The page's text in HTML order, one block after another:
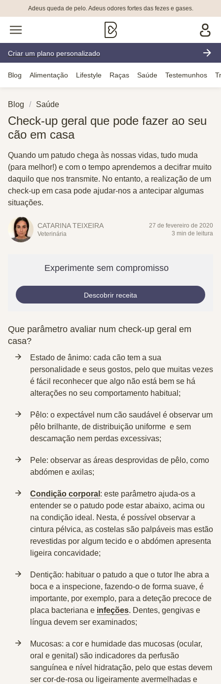
Adeus queda de pelo. Adeus odores fortes das fezes e gases.
Criar um plano personalizado
Blog Alimentação Lifestyle Raças Saúde Testemunhos
Blog Saúde
Check-up geral que pode fazer ao seu
cão em casa
Quando um patudo chega às nossas vidas, tudo muda
(para melhor!) e com o tempo aprendemos a decifrar muito
daquilo que nos transmite. No entanto, a realização de um
check-up em casa pode ajudar-nos a antecipar algumas
situações.
CATARINA TEIXEIRA
Veterinária
27 de fevereiro de 2020
3 min de leitura
Experimente sem compromisso
Descobrir receita
Que parâmetro avaliar num check-up geral em
casa?
Estado de ânimo: cada cão tem a sua
personalidade e seus gostos, pelo que muitas vezes
é fácil reconhecer que algo não está bem se há
alterações no seu comportamento habitual;
Pêlo: o expectável num cão saudável é observar um
pêlo brilhante, de distribuição uniforme e sem
descamação nem perdas excessivas;
Pele: observar as áreas desprovidas de pêlo, como
abdómen e axilas;
Condição corporal : este parâmetro ajuda-os a
entender se o patudo pode estar abaixo, acima ou
na condição ideal. Nesta, é possível observar a
cintura pélvica, as costelas são palpáveis mas estão
revestidas por algum tecido e o abdómen apresenta
ligeira concavidade;
Dentição: habituar o patudo a que o tutor lhe abra a
boca e a inspecione, fazendo-o de forma suave, é
importante, por exemplo, para a deteção precoce de
placa bacteriana e infeções. Dentes, gengivas e
língua devem ser examinados;
Mucosas: a cor e humidade das mucosas (ocular,
oral e genital) são indicadores da perfusão
sanguínea e nível hidratação, pelo que estas devem
ser cor-de-rosa ou ligeiramente avermelhadas e